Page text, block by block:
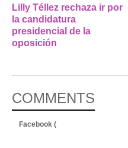
Lilly Téllez rechaza ir por
la candidatura
presidencial de la
oposición
COMMENTS
Facebook (